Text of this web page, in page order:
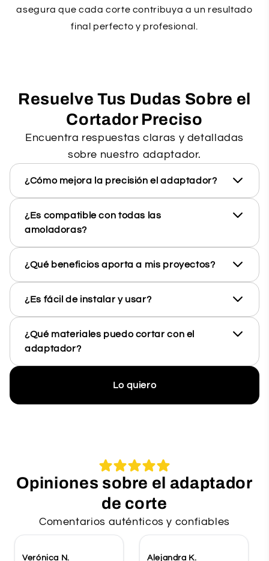
asegura que cada corte contribuya a un resultado
final perfecto y profesional.
Resuelve Tus Dudas Sobre el
Cortador Preciso
Encuentra respuestas claras y detalladas
sobre nuestro adaptador.
¿Cómo mejora la precisión el adaptador?
¿Es compatible con todas las
amoladoras?
¿Qué beneficios aporta a mis proyectos?
¿Es fácil de instalar y usar?
¿Qué materiales puedo cortar con el
adaptador?
Lo quiero
Opiniones sobre el adaptador
de corte
Comentarios auténticos y confiables
Verónica N. Alejandra K.